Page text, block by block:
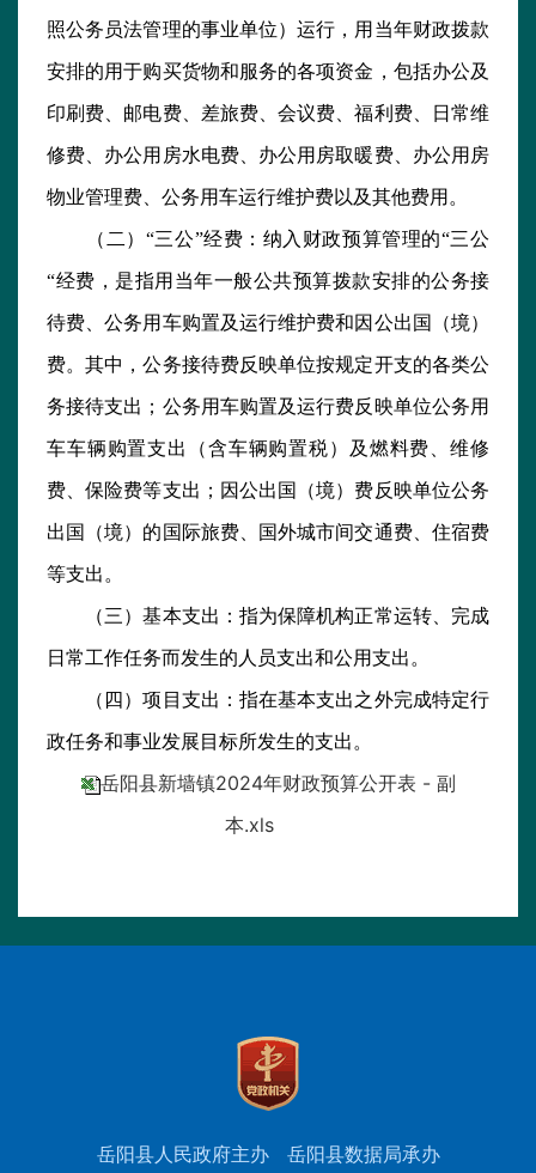
照公务员法管理的事业单位）运行，用当年财政拨款
安排的用于购买货物和服务的各项资金，包括办公及
印刷费、邮电费、差旅费、会议费、福利费、日常维
修费、办公用房水电费、办公用房取暖费、办公用房
物业管理费、公务用车运行维护费以及其他费用。
（二）“三公”经费：纳入财政预算管理的“三公
“经费，是指用当年一般公共预算拨款安排的公务接
待费、公务用车购置及运行维护费和因公出国（境）
费。其中，公务接待费反映单位按规定开支的各类公
务接待支出；公务用车购置及运行费反映单位公务用
车车辆购置支出（含车辆购置税）及燃料费、维修
费、保险费等支出；因公出国（境）费反映单位公务
出国（境）的国际旅费、国外城市间交通费、住宿费
等支出。
（三）基本支出：指为保障机构正常运转、完成
日常工作任务而发生的人员支出和公用支出。
（四）项目支出：指在基本支出之外完成特定行
政任务和事业发展目标所发生的支出。
岳阳县新墙镇2024年财政预算公开表 - 副
本.xls
岳阳县人民政府主办 岳阳县数据局承办